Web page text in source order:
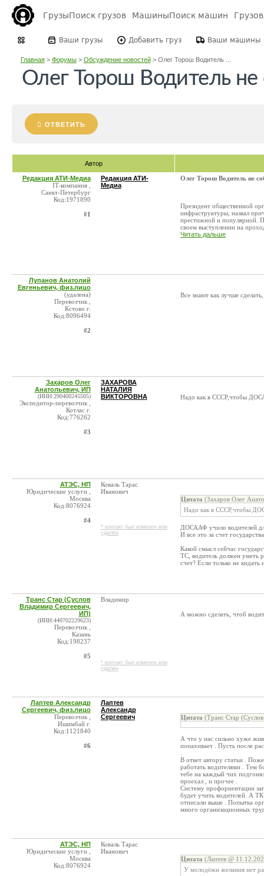
ГрузыПоиск грузов МашиныПоиск машин
Ваши грузы Добавить груз Ваши машины
Главная> Форумы> Обсуждение новостей> Олег Торош Водитель ...
Олег Торош Водитель не
ОТВЕТИТЬ
Автор
Редакция АТИ-Медиа
IT-компания ,
Санкт-Петербург
Код:1971890
#1
Редакция АТИ-
Медиа
Олег Торош Водитель не
Президент общественной
инфраструктуры, назвал
престижной и популярной.
своем выступлении на
Читать дальше
Лупанов Анатолий
Евгеньевич, физ.лицо
(удалена)
Перевозчик ,
Кстово г.
Код:8096494
#2
Все знают как лучше
Захаров Олег
Анатольевич, ИП
(ИНН:290400245505)
Экспедитор-перевозчик ,
Котлас г.
Код:776262
#3
ЗАХАРОВА
НАТАЛИЯ
ВИКТОРОВНА
Надо как в СССР,чтобы
АТЭС, НП
Юридические услуги ,
Москва
Код:8076924
#4
Коваль Тарас
Иванович
* контакт был изменен или
удален
Цитата (Захаров Олег
Надо как в СССР,чтобы
ДОСААФ учило водителей
И все это за счет
Какой смысл сейчас
ТС, водитель должен уметь
счет? Если только не
Транс Стар (Суслов
Владимир Сергеевич,
ИП)
(ИНН:440702229623)
Перевозчик ,
Казань
Код:198237
#5
Владимир
* контакт был изменен или
удален
А можно сделать, чтоб
Лаптев Александр
Сергеевич, физ.лицо
Перевозчик ,
Ишимбай г.
Код:1121840
#6
Лаптев
Александр
Сергеевич
Цитата (Транс Стар
А что у нас сильно хуже
попахивает . Пусть после
В ответ автору статьи .
работать водителями . Тем
тебе на каждый чих
проехал , и прочее .
Систему профориентации
будет учить водителей. А
отписали выше . Попытка
много организационных
АТЭС, НП
Юридические услуги ,
Москва
Код:8076924
Коваль Тарас
Иванович
Цитата (Лаптев @
У молодёжи желания нет